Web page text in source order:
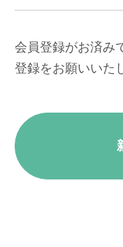
会員登録がお済み
登録をお願いいた